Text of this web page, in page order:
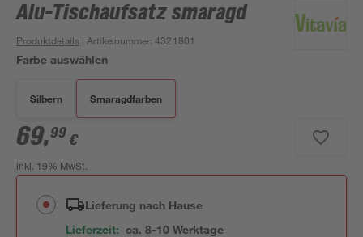
Alu-Tischaufsatz smaragd
Produktdetails | Artikelnummer:4321801
Farbe auswählen
Silbern Smaragdfarben
69,99 €
inkl. 19% MwSt.
Lieferung nach Hause
Lieferzeit: ca. 8-10 Werktage